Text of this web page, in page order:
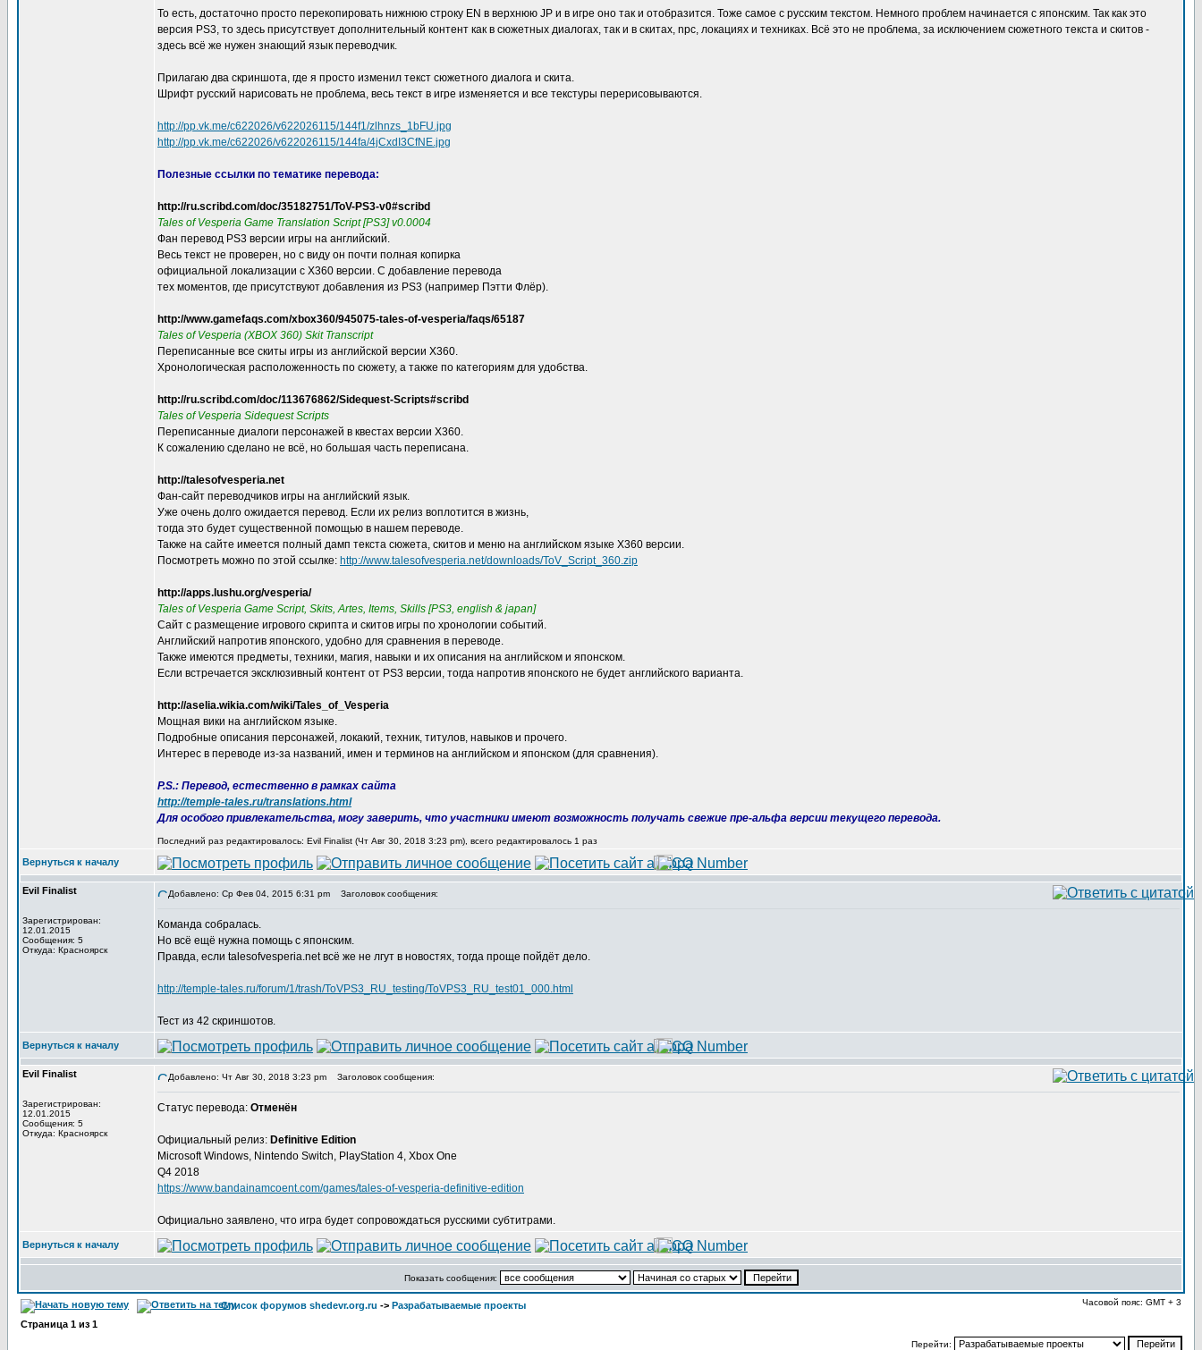
То есть, достаточно просто перекопировать нижнюю строку EN в верхнюю JP и в игре оно так и отобразится. Тоже самое с русским текстом. Немного проблем начинается с японским. Так как это
версия PS3, то здесь присутствует дополнительный контент как в сюжетных диалогах, так и в скитах, npc, локациях и техниках. Всё это не проблема, за исключением сюжетного текста и скитов -
здесь всё же нужен знающий язык переводчик.
Прилагаю два скриншота, где я просто изменил текст сюжетного диалога и скита.
Шрифт русский нарисовать не проблема, весь текст в игре изменяется и все текстуры перерисовываются.
http://pp.vk.me/c622026/v622026115/144f1/zlhnzs_1bFU.jpg
http://pp.vk.me/c622026/v622026115/144fa/4jCxdI3CfNE.jpg
Полезные ссылки по тематике перевода:
http://ru.scribd.com/doc/35182751/ToV-PS3-v0#scribd
Tales of Vesperia Game Translation Script [PS3] v0.0004
Фан перевод PS3 версии игры на английский.
Весь текст не проверен, но с виду он почти полная копирка
официальной локализации с X360 версии. С добавление перевода
тех моментов, где присутствуют добавления из PS3 (например Пэтти Флёр).
http://www.gamefaqs.com/xbox360/945075-tales-of-vesperia/faqs/65187
Tales of Vesperia (XBOX 360) Skit Transcript
Переписанные все скиты игры из английской версии X360.
Хронологическая расположенность по сюжету, а также по категориям для удобства.
http://ru.scribd.com/doc/113676862/Sidequest-Scripts#scribd
Tales of Vesperia Sidequest Scripts
Переписанные диалоги персонажей в квестах версии X360.
К сожалению сделано не всё, но большая часть переписана.
http://talesofvesperia.net
Фан-сайт переводчиков игры на английский язык.
Уже очень долго ожидается перевод. Если их релиз воплотится в жизнь,
тогда это будет существенной помощью в нашем переводе.
Также на сайте имеется полный дамп текста сюжета, скитов и меню на английском языке X360 версии.
Посмотреть можно по этой ссылке: http://www.talesofvesperia.net/downloads/ToV_Script_360.zip
http://apps.lushu.org/vesperia/
Tales of Vesperia Game Script, Skits, Artes, Items, Skills [PS3, english & japan]
Сайт с размещение игрового скрипта и скитов игры по хронологии событий.
Английский напротив японского, удобно для сравнения в переводе.
Также имеются предметы, техники, магия, навыки и их описания на английском и японском.
Если встречается эксклюзивный контент от PS3 версии, тогда напротив японского не будет английского варианта.
http://aselia.wikia.com/wiki/Tales_of_Vesperia
Мощная вики на английском языке.
Подробные описания персонажей, локакий, техник, титулов, навыков и прочего.
Интерес в переводе из-за названий, имен и терминов на английском и японском (для сравнения).
P.S.: Перевод, естественно в рамках сайта
http://temple-tales.ru/translations.html
Для особого привлекательства, могу заверить, что участники имеют возможность получать свежие пре-альфа версии текущего перевода.
Последний раз редактировалось: Evil Finalist (Чт Авг 30, 2018 3:23 pm), всего редактировалось 1 раз
Вернуться к началу
Evil Finalist
Зарегистрирован:
12.01.2015
Сообщения: 5
Откуда: Красноярск
Добавлено: Ср Фев 04, 2015 6:31 pm Заголовок сообщения:
Команда собралась.
Но всё ещё нужна помощь с японским.
Правда, если talesofvesperia.net всё же не лгут в новостях, тогда проще пойдёт дело.
http://temple-tales.ru/forum/1/trash/ToVPS3_RU_testing/ToVPS3_RU_test01_000.html
Тест из 42 скриншотов.
Вернуться к началу
Evil Finalist
Зарегистрирован:
12.01.2015
Сообщения: 5
Откуда: Красноярск
Добавлено: Чт Авг 30, 2018 3:23 pm Заголовок сообщения:
Статус перевода: Отменён
Официальный релиз: Definitive Edition
Microsoft Windows, Nintendo Switch, PlayStation 4, Xbox One
Q4 2018
https://www.bandainamcoent.com/games/tales-of-vesperia-definitive-edition
Официально заявлено, что игра будет сопровождаться русскими субтитрами.
Вернуться к началу
Показать сообщения:
Список форумов shedevr.org.ru -> Разрабатываемые проекты Часовой пояс: GMT + 3
Страница 1 из 1
Перейти: